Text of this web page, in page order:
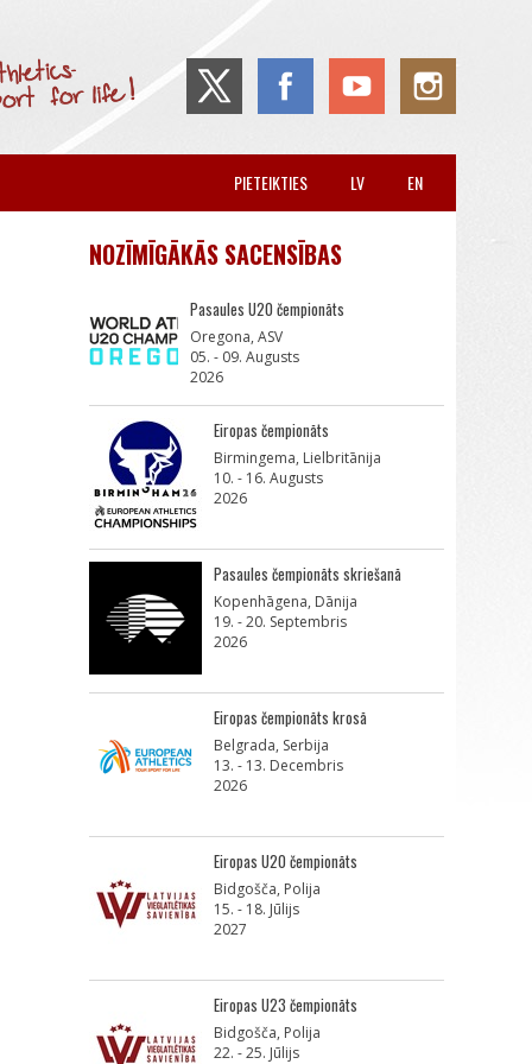
EN
LV
PIETEIKTIES
NOZĪMĪGĀKĀS SACENSĪBAS
Pasaules U20 čempionāts
Oregona, ASV
05. - 09. Augusts
2026
Eiropas čempionāts
Birmingema, Lielbritānija
10. - 16. Augusts
2026
Pasaules čempionāts skriešanā
Kopenhāgena, Dānija
19. - 20. Septembris
2026
Eiropas čempionāts krosā
Belgrada, Serbija
13. - 13. Decembris
2026
Eiropas U20 čempionāts
Bidgošča, Polija
15. - 18. Jūlijs
2027
Eiropas U23 čempionāts
Bidgošča, Polija
22. - 25. Jūlijs